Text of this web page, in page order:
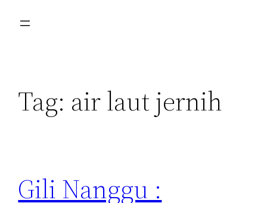
Tag: air laut jernih
Gili Nanggu :